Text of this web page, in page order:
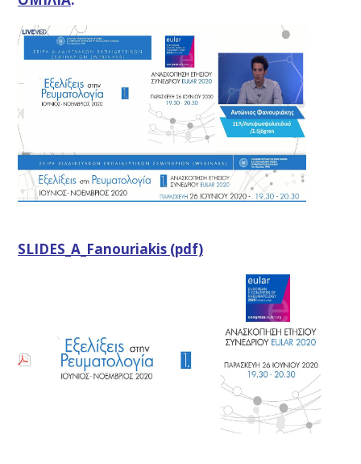
SLIDES_A_Fanouriakis (pdf)